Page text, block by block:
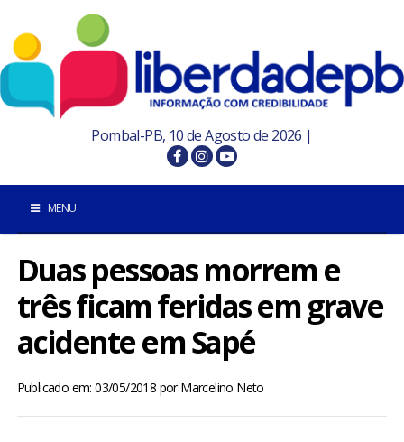
Pombal-PB, 10 de Agosto de 2026 |
MENU
INÍCIO
POMBAL E REGIÃO
BRASIL
Duas pessoas morrem e
três ficam feridas em grave
acidente em Sapé
Publicado em: 03/05/2018 porMarcelino Neto